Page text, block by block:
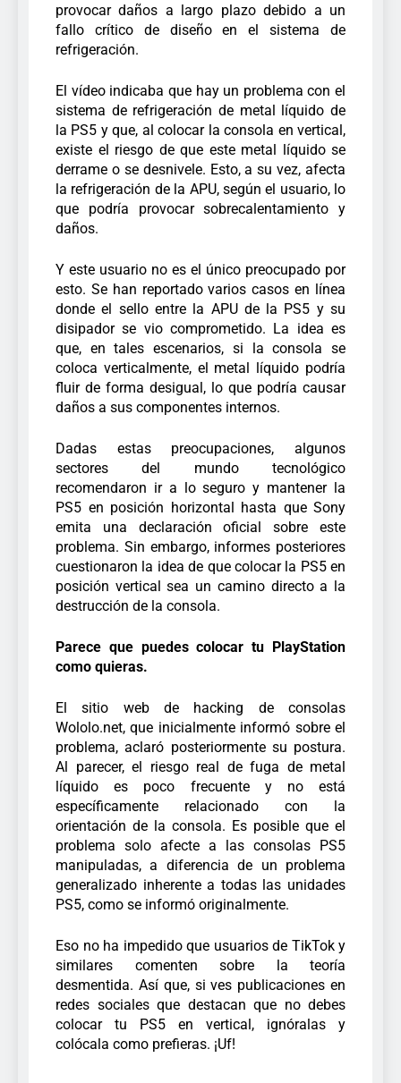
provocar daños a largo plazo debido a un
fallo crítico de diseño en el sistema de
refrigeración.
El vídeo indicaba que hay un problema con el
sistema de refrigeración de metal líquido de
la PS5 y que, al colocar la consola en vertical,
existe el riesgo de que este metal líquido se
derrame o se desnivele. Esto, a su vez, afecta
la refrigeración de la APU, según el usuario, lo
que podría provocar sobrecalentamiento y
daños.
Y este usuario no es el único preocupado por
esto. Se han reportado varios casos en línea
donde el sello entre la APU de la PS5 y su
disipador se vio comprometido. La idea es
que, en tales escenarios, si la consola se
coloca verticalmente, el metal líquido podría
fluir de forma desigual, lo que podría causar
daños a sus componentes internos.
Dadas estas preocupaciones, algunos
sectores del mundo tecnológico
recomendaron ir a lo seguro y mantener la
PS5 en posición horizontal hasta que Sony
emita una declaración oficial sobre este
problema. Sin embargo, informes posteriores
cuestionaron la idea de que colocar la PS5 en
posición vertical sea un camino directo a la
destrucción de la consola.
Parece que puedes colocar tu PlayStation
como quieras.
El sitio web de hacking de consolas
Wololo.net, que inicialmente informó sobre el
problema, aclaró posteriormente su postura.
Al parecer, el riesgo real de fuga de metal
líquido es poco frecuente y no está
específicamente relacionado con la
orientación de la consola. Es posible que el
problema solo afecte a las consolas PS5
manipuladas, a diferencia de un problema
generalizado inherente a todas las unidades
PS5, como se informó originalmente.
Eso no ha impedido que usuarios de TikTok y
similares comenten sobre la teoría
desmentida. Así que, si ves publicaciones en
redes sociales que destacan que no debes
colocar tu PS5 en vertical, ignóralas y
colócala como prefieras. ¡Uf!